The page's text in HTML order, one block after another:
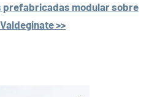
prefabricadas modular sobre
>>